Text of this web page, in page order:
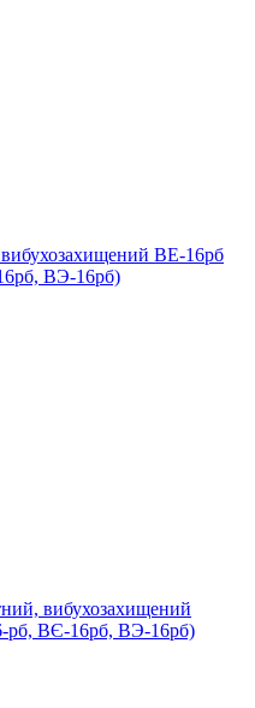
ВЕ-16рб
ВЭ-16рб)
вибухозахищений
рб, ВЄ-16рб, ВЭ-16рб)